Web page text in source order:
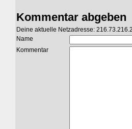
Kommentar abgeben
Deine aktuelle Netzadresse:
Name
Kommentar